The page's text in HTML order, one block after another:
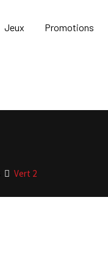
Jeux Promotions
Vert 2